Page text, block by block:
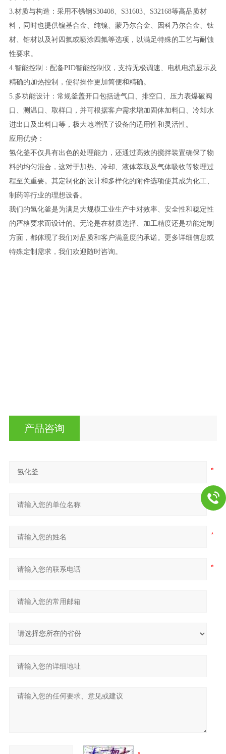
3.材质与构造：采用不锈钢S30408、S31603、S32168等高品质材
料，同时也提供镍基合金、纯镍、蒙乃尔合金、因科乃尔合金、钛
材、锆材以及衬四氟或喷涂四氟等选项，以满足特殊的工艺与耐蚀
性要求。
4.智能控制：配备PID智能控制仪，支持无极调速、电机电流显示及
精确的加热控制，使得操作更加简便和精确。
5.多功能设计：常规釜盖开口包括进气口、排空口、压力表爆破阀
口、测温口、取样口，并可根据客户需求增加固体加料口、冷却水
进出口及出料口等，极大地增强了设备的适用性和灵活性。
应用优势：
氢化釜不仅具有出色的处理能力，还通过高效的搅拌装置确保了物
料的均匀混合，这对于加热、冷却、液体萃取及气体吸收等物理过
程至关重要。其定制化的设计和多样化的附件选项使其成为化工、
制药等行业的理想设备。
我们的氢化釜是为满足大规模工业生产中对效率、安全性和稳定性
的严格要求而设计的。无论是在材质选择、加工精度还是功能定制
方面，都体现了我们对品质和客户满意度的承诺。更多详细信息或
特殊定制需求，我们欢迎随时咨询。
产品咨询